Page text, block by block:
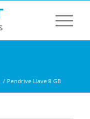
/ Pendrive Llave 8 GB